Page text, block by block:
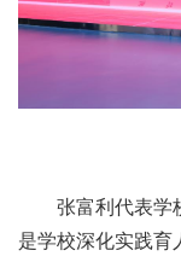
张富利代表学
是学校深化实践育